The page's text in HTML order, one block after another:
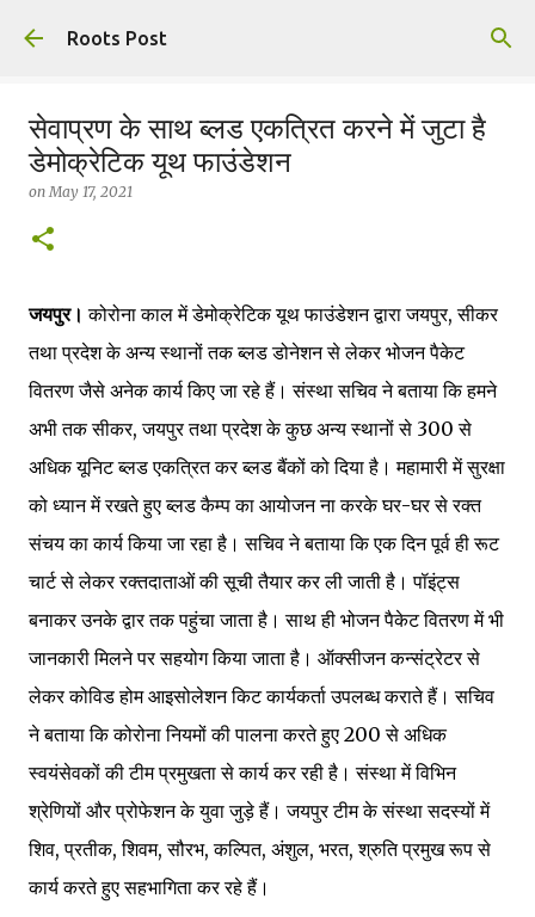
Roots Post
सेवाप्रण के साथ ब्लड एकत्रित करने में जुटा है
डेमोक्रेटिक यूथ फाउंडेशन
onMay 17, 2021
जयपुर। कोरोना काल में डेमोक्रेटिक यूथ फाउंडेशन द्वारा जयपुर, सीकर
तथा प्रदेश के अन्य स्थानों तक ब्लड डोनेशन से लेकर भोजन पैकेट
वितरण जैसे अनेक कार्य किए जा रहे हैं। संस्था सचिव ने बताया कि हमने
अभी तक सीकर, जयपुर तथा प्रदेश के कुछ अन्य स्थानों से 300 से
अधिक यूनिट ब्लड एकत्रित कर ब्लड बैंकों को दिया है। महामारी में सुरक्षा
को ध्यान में रखते हुए ब्लड कैम्प का आयोजन ना करके घर-घर से रक्त
संचय का कार्य किया जा रहा है। सचिव ने बताया कि एक दिन पूर्व ही रूट
चार्ट से लेकर रक्तदाताओं की सूची तैयार कर ली जाती है। पॉइंट्स
बनाकर उनके द्वार तक पहुंचा जाता है। साथ ही भोजन पैकेट वितरण में भी
जानकारी मिलने पर सहयोग किया जाता है। ऑक्सीजन कन्संट्रेटर से
लेकर कोविड होम आइसोलेशन किट कार्यकर्ता उपलब्ध कराते हैं। सचिव
ने बताया कि कोरोना नियमों की पालना करते हुए 200 से अधिक
स्वयंसेवकों की टीम प्रमुखता से कार्य कर रही है। संस्था में विभिन
श्रेणियों और प्रोफेशन के युवा जुड़े हैं। जयपुर टीम के संस्था सदस्यों में
शिव, प्रतीक, शिवम, सौरभ, कल्पित, अंशुल, भरत, श्रुति प्रमुख रूप से
कार्य करते हुए सहभागिता कर रहे हैं।